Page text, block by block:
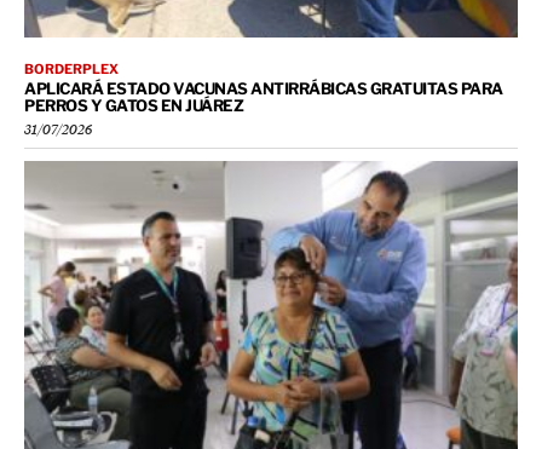
BORDERPLEX
APLICARÁ ESTADO VACUNAS ANTIRRÁBICAS GRATUITAS PARA
PERROS Y GATOS EN JUÁREZ
31/07/2026